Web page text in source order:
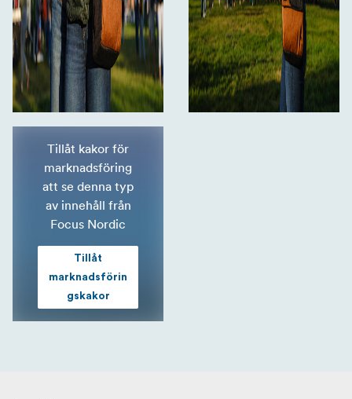
Tillåt kakor för
marknadsföring
att se denna typ
av innehåll från
Focus Nordic
Tillåt
marknadsförin
gskakor